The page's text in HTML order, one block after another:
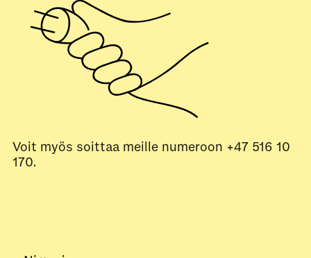
Voit myös soittaa meille numeroon +47 516 10
170.